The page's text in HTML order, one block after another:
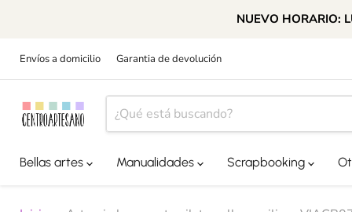
NUEVO HORARIO:
Envíos a domicilio Garantia de devolución
Bellas artes Manualidades Scrapbooking